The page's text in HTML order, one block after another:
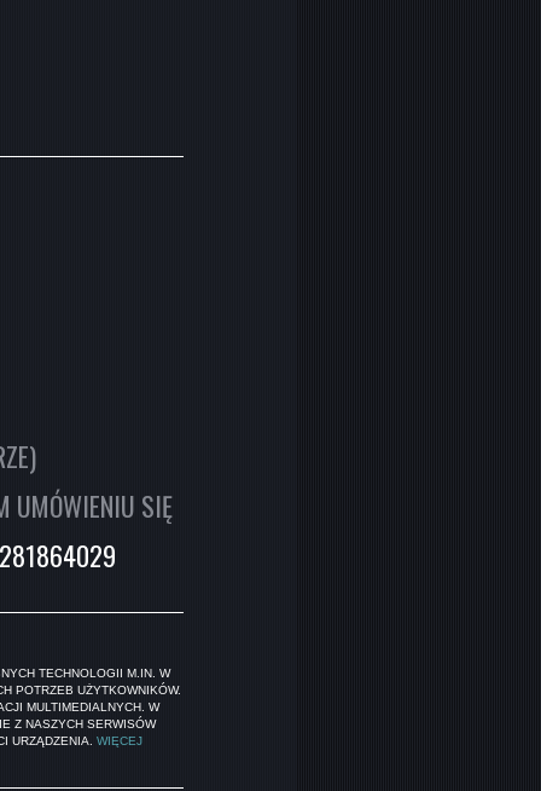
UMÓWIENIU SIĘ
TECHNOLOGII M.IN. W
POTRZEB UŻYTKOWNIKÓW.
MULTIMEDIALNYCH. W
Z NASZYCH SERWISÓW
URZĄDZENIA. WIĘCEJ